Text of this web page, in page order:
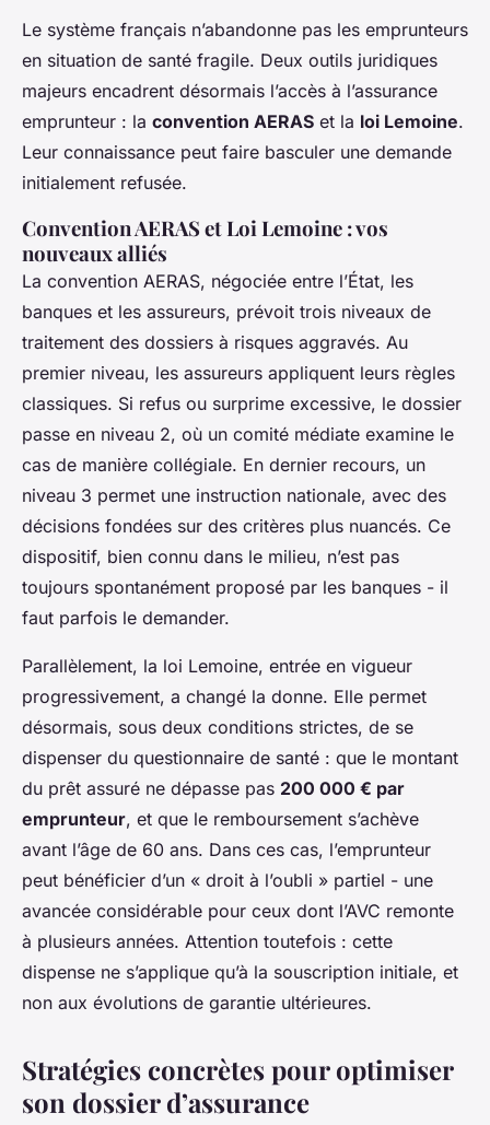
Le système français n’abandonne pas les emprunteurs
en situation de santé fragile. Deux outils juridiques
majeurs encadrent désormais l’accès à l’assurance
emprunteur : la convention AERAS et la loi Lemoine.
Leur connaissance peut faire basculer une demande
initialement refusée.
Convention AERAS et Loi Lemoine : vos
nouveaux alliés
La convention AERAS, négociée entre l’État, les
banques et les assureurs, prévoit trois niveaux de
traitement des dossiers à risques aggravés. Au
premier niveau, les assureurs appliquent leurs règles
classiques. Si refus ou surprime excessive, le dossier
passe en niveau 2, où un comité médiate examine le
cas de manière collégiale. En dernier recours, un
niveau 3 permet une instruction nationale, avec des
décisions fondées sur des critères plus nuancés. Ce
dispositif, bien connu dans le milieu, n’est pas
toujours spontanément proposé par les banques - il
faut parfois le demander.
Parallèlement, la loi Lemoine, entrée en vigueur
progressivement, a changé la donne. Elle permet
désormais, sous deux conditions strictes, de se
dispenser du questionnaire de santé : que le montant
du prêt assuré ne dépasse pas 200 000 € par
emprunteur, et que le remboursement s’achève
avant l’âge de 60 ans. Dans ces cas, l’emprunteur
peut bénéficier d’un « droit à l’oubli » partiel - une
avancée considérable pour ceux dont l’AVC remonte
à plusieurs années. Attention toutefois : cette
dispense ne s’applique qu’à la souscription initiale, et
non aux évolutions de garantie ultérieures.
Stratégies concrètes pour optimiser
son dossier d’assurance